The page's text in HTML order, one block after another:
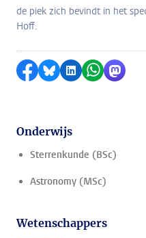
de piek zich bevindt in het
Hoff.
Delen op Facebook
Delen via Bluesky
Delen opDelen via
Onderwijs
Sterrenkunde (BSc)
Astronomy (MSc)
Wetenschappers